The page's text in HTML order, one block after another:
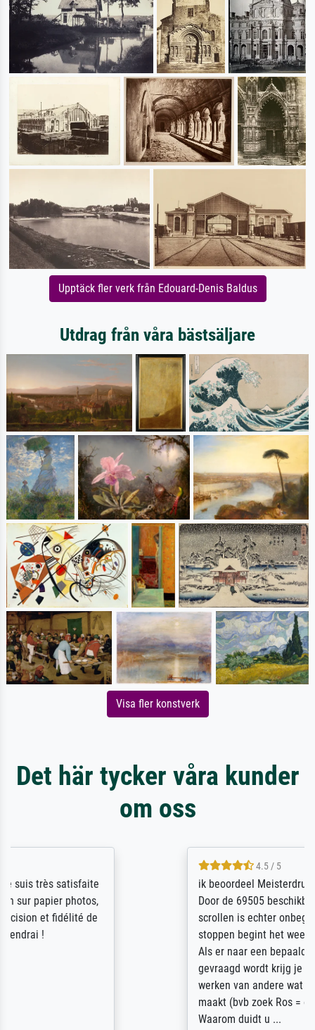
Upptäck fler verk från Edouard-Denis Baldus
Utdrag från våra bästsäljare
Visa fler konstverk
Det här tycker våra kunder
om oss
ik beoordeel Meisterdrucke zeer positief.
Door de 69505 beschikbare kunstenaars
scrollen is echter onbegonnen werk (na
stoppen begint het weer van voor af aan).
Als er naar een bepaalde kunstenaar
gevraagd wordt krijg je ook een aantal
werken van andere wat het onoverzichtelijk
maakt (bvb zoek Ros = ook Rops, Rose etc).